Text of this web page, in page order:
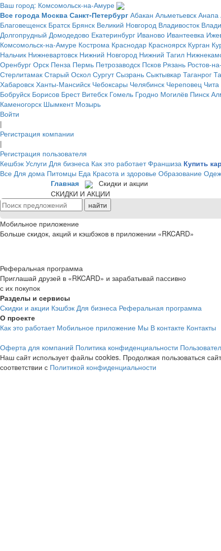
Ваш город: Комсомольск-на-Амуре
Все города Москва Санкт-Петербург Абакан Альметьевск Анапа
Благовещенск Братск Брянск Великий Новгород Владивосток
Долгопрудный Домодедово Екатеринбург Иваново Ивантеевка
Комсомольск-на-Амуре Кострома Краснодар Красноярск Курган
Нальчик Нижневартовск Нижний Новгород Нижний Тагил
Оренбург Орск Пенза Пермь Петрозаводск Псков Рязань Ростов-
Стерлитамак Старый Оскол Сургут Сызрань Сыктывкар Таганрог
Хабаровск Ханты-Мансийск Чебоксары Челябинск Череповец Чита
Бобруйск Борисов Брест Витебск Гомель Гродно Могилёв Пинск
Каменогорск Шымкент Мозырь
Войти
|
Регистрация компании
|
Регистрация пользователя
Кешбэк Услуги Для бизнеса Как это работает Франшиза Купить
Все Для дома Питомцы Еда Красота и здоровье Образование
Главная
Скидки и акции
СКИДКИ И АКЦИИ
Мобильное приложение
Больше скидок, акций и кэшбэков в приложении «RKCARD»
Реферальная программа
Приглашай друзей в «RKCARD» и зарабатывай пассивно
с их покупок
Разделы и сервисы
Скидки и акции Кэшбэк Для бизнеса Реферальная программа
О проекте
Как это работает Мобильное приложение Мы В контакте Контакты
Оферта для компаний Политика конфиденциальности
Наш сайт использует файлы cookies. Продолжая пользоваться
соответствии с Политикой конфиденциальности